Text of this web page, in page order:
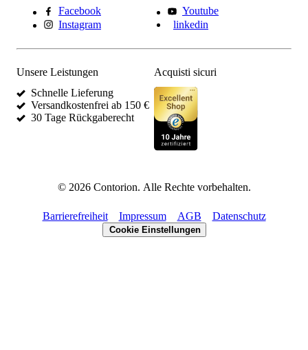
Facebook
Youtube
Instagram
linkedin
Unsere Leistungen
Schnelle Lieferung
Versandkostenfrei ab 150 €
30 Tage Rückgaberecht
Acquisti sicuri
© 2026Contorion. Alle Rechte vorbehalten.
Barrierefreiheit Impressum AGB Datenschutz
Cookie Einstellungen